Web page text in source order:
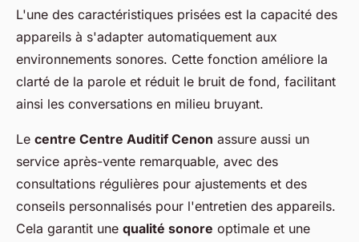
L'une des caractéristiques prisées est la capacité des
appareils à s'adapter automatiquement aux
environnements sonores. Cette fonction améliore la
clarté de la parole et réduit le bruit de fond, facilitant
ainsi les conversations en milieu bruyant.
Le centre Centre Auditif Cenon assure aussi un
service après-vente remarquable, avec des
consultations régulières pour ajustements et des
conseils personnalisés pour l'entretien des appareils.
Cela garantit une qualité sonore optimale et une